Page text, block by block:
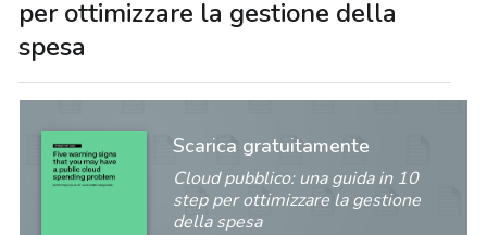
per ottimizzare la gestione della
spesa
Scarica gratuitamente
Cloud pubblico: una guida in 10
step per ottimizzare la gestione
della spesa